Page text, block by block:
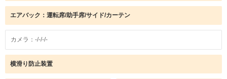
エアバック：運転席/助手席/サイド/カーテン
カメラ：-/-/-/-
横滑り防止装置